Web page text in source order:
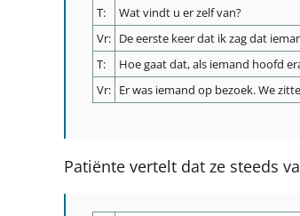
T:
Wat vindt u er zelf van?
Vr: De eerste keer dat ik zag dat
T:
Hoe gaat dat, als iemand hoofd
Vr: Er was iemand op bezoek. We
Patiënte vertelt dat ze steeds